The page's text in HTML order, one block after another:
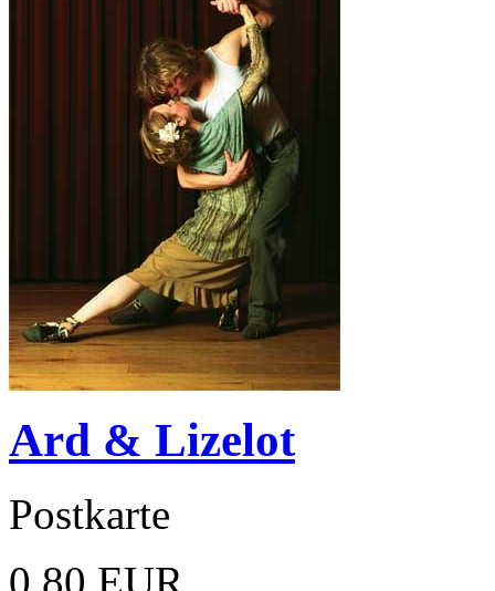
Ard & Lizelot
Postkarte
0,80 EUR